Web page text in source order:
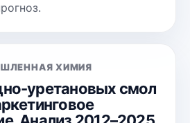
ХИМИЯ
уретановых смол